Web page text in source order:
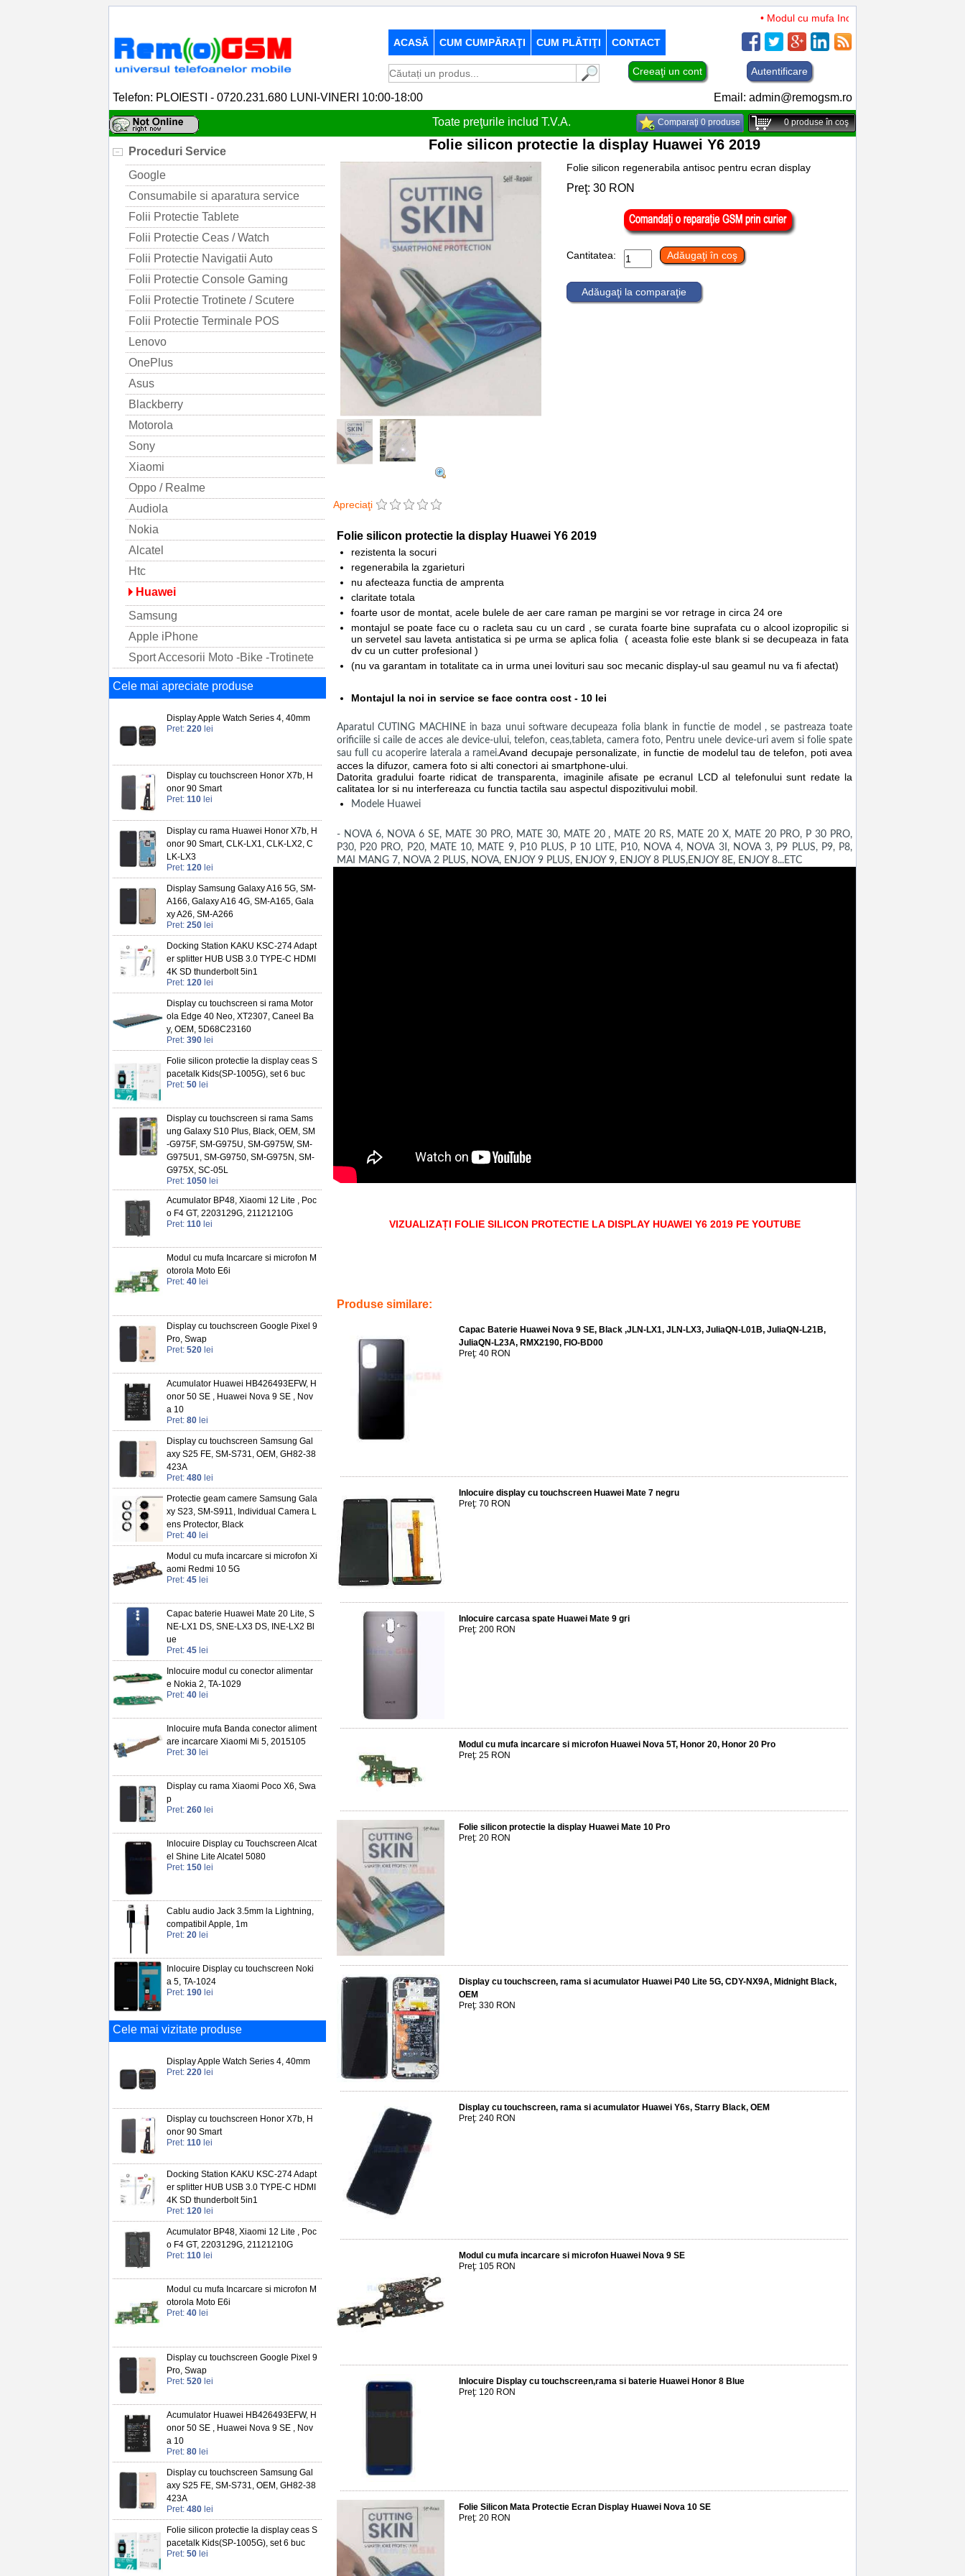
• Modul cu mufa Incarcare si microfon TCL 50
ACASĂ CUM CUMPĂRAŢI CUM PLĂTIŢI CONTACT
Creeaţi un cont Autentificare
Telefon: PLOIESTI - 0720.231.680 LUNI-VINERI 10:00-18:00 Email: admin@remogsm.ro
Toate preţurile includ T.V.A.
Comparaţi 0 produse 0produse în coş
Proceduri Service
Google
Consumabile si aparatura service
Folii Protectie Tablete
Folii Protectie Ceas / Watch
Folii Protectie Navigatii Auto
Folii Protectie Console Gaming
Folii Protectie Trotinete / Scutere
Folii Protectie Terminale POS
Lenovo
OnePlus
Asus
Blackberry
Motorola
Sony
Xiaomi
Oppo / Realme
Audiola
Nokia
Alcatel
Htc
Huawei
Samsung
Apple iPhone
Sport Accesorii Moto -Bike -Trotinete
Cele mai apreciate produse
Display Apple Watch Series 4, 40mm
Pret: 220 lei
Display cu touchscreen Honor X7b, H
onor 90 Smart
Pret: 110 lei
Display cu rama Huawei Honor X7b, H
onor 90 Smart, CLK-LX1, CLK-LX2, C
LK-LX3
Pret: 120 lei
Display Samsung Galaxy A16 5G, SM-
A166, Galaxy A16 4G, SM-A165, Gala
xy A26, SM-A266
Pret: 250 lei
Docking Station KAKU KSC-274 Adapt
er splitter HUB USB 3.0 TYPE-C HDMI
4K SD thunderbolt 5in1
Pret: 120 lei
Display cu touchscreen si rama Motor
ola Edge 40 Neo, XT2307, Caneel Ba
y, OEM, 5D68C23160
Pret: 390 lei
Folie silicon protectie la display ceas S
pacetalk Kids(SP-1005G), set 6 buc
Pret: 50 lei
Display cu touchscreen si rama Sams
ung Galaxy S10 Plus, Black, OEM, SM
-G975F, SM-G975U, SM-G975W, SM-
G975U1, SM-G9750, SM-G975N, SM-
G975X, SC-05L
Pret: 1050 lei
Acumulator BP48, Xiaomi 12 Lite , Poc
o F4 GT, 2203129G, 21121210G
Pret: 110 lei
Modul cu mufa Incarcare si microfon M
otorola Moto E6i
Pret: 40 lei
Display cu touchscreen Google Pixel 9
Pro, Swap
Pret: 520 lei
Acumulator Huawei HB426493EFW, H
onor 50 SE , Huawei Nova 9 SE , Nov
a 10
Pret: 80 lei
Display cu touchscreen Samsung Gal
axy S25 FE, SM-S731, OEM, GH82-38
423A
Pret: 480 lei
Protectie geam camere Samsung Gala
xy S23, SM-S911, Individual Camera L
ens Protector, Black
Pret: 40 lei
Modul cu mufa incarcare si microfon Xi
aomi Redmi 10 5G
Pret: 45 lei
Capac baterie Huawei Mate 20 Lite, S
NE-LX1 DS, SNE-LX3 DS, INE-LX2 Bl
ue
Pret: 45 lei
Inlocuire modul cu conector alimentar
e Nokia 2, TA-1029
Pret: 40 lei
Inlocuire mufa Banda conector aliment
are incarcare Xiaomi Mi 5, 2015105
Pret: 30 lei
Display cu rama Xiaomi Poco X6, Swa
p
Pret: 260 lei
Inlocuire Display cu Touchscreen Alcat
el Shine Lite Alcatel 5080
Pret: 150 lei
Cablu audio Jack 3.5mm la Lightning,
compatibil Apple, 1m
Pret: 20 lei
Inlocuire Display cu touchscreen Noki
a 5, TA-1024
Pret: 190 lei
Cele mai vizitate produse
Display Apple Watch Series 4, 40mm
Pret: 220 lei
Display cu touchscreen Honor X7b, H
onor 90 Smart
Pret: 110 lei
Docking Station KAKU KSC-274 Adapt
er splitter HUB USB 3.0 TYPE-C HDMI
4K SD thunderbolt 5in1
Pret: 120 lei
Acumulator BP48, Xiaomi 12 Lite , Poc
o F4 GT, 2203129G, 21121210G
Pret: 110 lei
Modul cu mufa Incarcare si microfon M
otorola Moto E6i
Pret: 40 lei
Display cu touchscreen Google Pixel 9
Pro, Swap
Pret: 520 lei
Acumulator Huawei HB426493EFW, H
onor 50 SE , Huawei Nova 9 SE , Nov
a 10
Pret: 80 lei
Display cu touchscreen Samsung Gal
axy S25 FE, SM-S731, OEM, GH82-38
423A
Pret: 480 lei
Folie silicon protectie la display ceas S
pacetalk Kids(SP-1005G), set 6 buc
Pret: 50 lei
Folie silicon protectie la display Huawei Y6 2019
Apreciaţi
Folie silicon regenerabila antisoc pentru ecran display
Preţ: 30 RON
Cantitatea: Adăugaţi în coş
Adăugaţi la comparaţie
Folie silicon protectie la display Huawei Y6 2019
rezistenta la socuri
regenerabila la zgarieturi
nu afecteaza functia de amprenta
claritate totala
foarte usor de montat, acele bulele de aer care raman pe margini se vor retrage in circa 24 ore
montajul se poate face cu o racleta sau cu un card , se curata foarte bine suprafata cu o alcool izopropilic si
un servetel sau laveta antistatica si pe urma se aplica folia ( aceasta folie este blank si se decupeaza in fata
dv cu un cutter profesional )
(nu va garantam in totalitate ca in urma unei lovituri sau soc mecanic display-ul sau geamul nu va fi afectat)
Montajul la noi in service se face contra cost - 10 lei
Aparatul CUTING MACHINE in baza unui software decupeaza folia blank in functie de model , se pastreaza toate
orificiile si caile de acces ale device-ului, telefon, ceas,tableta, camera foto, Pentru unele device-uri avem si folie spate
sau full cu acoperire laterala a ramei.Avand decupaje personalizate, in functie de modelul tau de telefon, poti avea
acces la difuzor, camera foto si alti conectori ai smartphone-ului.
Datorita gradului foarte ridicat de transparenta, imaginile afisate pe ecranul LCD al telefonului sunt redate la
calitatea lor si nu interfereaza cu functia tactila sau aspectul dispozitivului mobil.
Modele Huawei
- NOVA 6, NOVA 6 SE, MATE 30 PRO, MATE 30, MATE 20 , MATE 20 RS, MATE 20 X, MATE 20 PRO, P 30 PRO,
P30, P20 PRO, P20, MATE 10, MATE 9, P10 PLUS, P 10 LITE, P10, NOVA 4, NOVA 3I, NOVA 3, P9 PLUS, P9, P8,
MAI MANG 7, NOVA 2 PLUS, NOVA, ENJOY 9 PLUS, ENJOY 9, ENJOY 8 PLUS,ENJOY 8E, ENJOY 8...ETC
VIZUALIZAȚI FOLIE SILICON PROTECTIE LA DISPLAY HUAWEI Y6 2019 PE YOUTUBE
Produse similare:
Capac Baterie Huawei Nova 9 SE, Black ,JLN-LX1, JLN-LX3, JuliaQN-L01B, JuliaQN-L21B,
JuliaQN-L23A, RMX2190, FIO-BD00
Preţ: 40 RON
Inlocuire display cu touchscreen Huawei Mate 7 negru
Preţ: 70 RON
Inlocuire carcasa spate Huawei Mate 9 gri
Preţ: 200 RON
Modul cu mufa incarcare si microfon Huawei Nova 5T, Honor 20, Honor 20 Pro
Preţ: 25 RON
Folie silicon protectie la display Huawei Mate 10 Pro
Preţ: 20 RON
Display cu touchscreen, rama si acumulator Huawei P40 Lite 5G, CDY-NX9A, Midnight Black,
OEM
Preţ: 330 RON
Display cu touchscreen, rama si acumulator Huawei Y6s, Starry Black, OEM
Preţ: 240 RON
Modul cu mufa incarcare si microfon Huawei Nova 9 SE
Preţ: 105 RON
Inlocuire Display cu touchscreen,rama si baterie Huawei Honor 8 Blue
Preţ: 120 RON
Folie Silicon Mata Protectie Ecran Display Huawei Nova 10 SE
Preţ: 20 RON